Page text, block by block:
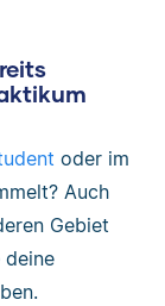
oder im
Auch
Gebiet
deine